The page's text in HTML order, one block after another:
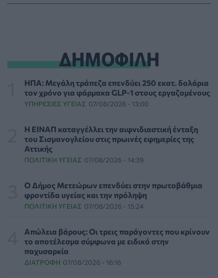
Τι μπορεί να μας διδάξει η νέα ταινία του Spider-Man
για την απώλεια και το πένθος
ΨΥΧΙΚΉ ΥΓΕΊΑ 07/08/2026 - 18:11
την ενίσχυση της βιοασφάλειας από το ΥΠΑΑΤ
ΕΠΙΚΑΙΡΌΤΗΤΑ 07/08/2026 - 17:42
Συναγερμός στις ΗΠΑ για φονικό μύκητα που αντέχει
ΥΓΕΊΑ 07/08/2026 - 17:17
Πέθανε στα 26 της η influencer Σίντνεϊ Τάουλ που
καρκίνο
ΕΠΙΚΑΙΡΌΤΗΤΑ 07/08/2026 - 16:41
Απώλεια βάρους: Οι τρεις παράγοντες που κρίνουν το
ΔΗΜΟΦΙΛΗ
ΗΠΑ: Μεγάλη τράπεζα επενδύει 250 εκατ. δολάρια
τον χρόνο για φάρμακα GLP-1 στους εργαζομένους
ΥΠΗΡΕΣΊΕΣ ΥΓΕΊΑΣ 07/08/2026 - 13:00
Η ΕΙΝΑΠ καταγγέλλει την αιφνιδιαστική ένταξη
του Σισμανογλείου στις πρωινές εφημερίες της
Αττικής
ΠΟΛΙΤΙΚΉ ΥΓΕΊΑΣ 07/08/2026 - 14:39
Ο Δήμος Μετεώρων επενδύει στην πρωτοβάθμια
φροντίδα υγείας και την πρόληψη
ΠΟΛΙΤΙΚΉ ΥΓΕΊΑΣ 07/08/2026 - 15:24
Απώλεια βάρους: Οι τρεις παράγοντες που κρίνουν
το αποτέλεσμα σύμφωνα με ειδικό στην
παχυσαρκία
ΔΙΑΤΡΟΦΉ 07/08/2026 - 16:16